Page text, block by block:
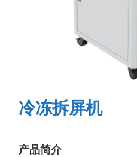
冷冻拆屏机
产品简介